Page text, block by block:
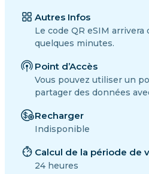
Autres Infos
Le code QR eSIM
quelques minutes.
Point d’Accès
Vous pouvez utiliser un
partager des données
Recharger
Indisponible
Calcul de la période de
24 heures